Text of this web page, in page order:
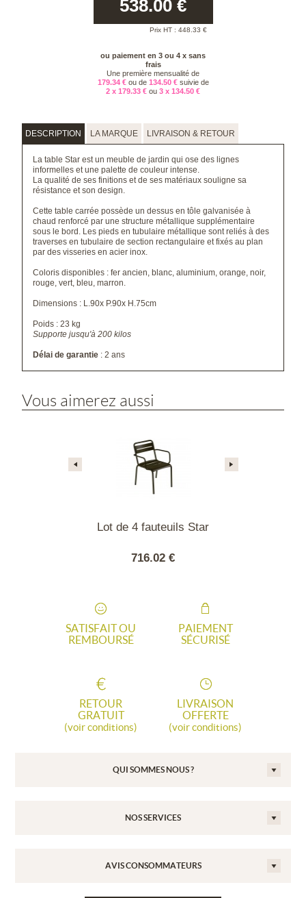
538.00 €
Prix HT : 448.33 €
ou paiement en 3 ou 4 x sans
frais
Une première mensualité de
179.34 € ou de 134.50 € suivie de
2 x 179.33 € ou 3 x 134.50 €
DESCRIPTION LA MARQUE LIVRAISON & RETOUR
La table Star est un meuble de jardin qui ose des lignes
informelles et une palette de couleur intense.
La qualité de ses finitions et de ses matériaux souligne sa
résistance et son design.
Cette table carrée possède un dessus en tôle galvanisée à
chaud renforcé par une structure métallique supplémentaire
sous le bord. Les pieds en tubulaire métallique sont reliés à des
traverses en tubulaire de section rectangulaire et fixés au plan
par des visseries en acier inox.
Coloris disponibles : fer ancien, blanc, aluminium, orange, noir,
rouge, vert, bleu, marron.
Dimensions : L.90x P.90x H.75cm
Poids : 23 kg
Supporte jusqu'à 200 kilos
Délai de garantie : 2 ans
Vous aimerez aussi
Lot de 4 fauteuils Star
716.02 €
SATISFAIT OU
REMBOURSÉ
PAIEMENT
SÉCURISÉ
RETOUR
GRATUIT
(voir conditions)
LIVRAISON
OFFERTE
(voir conditions)
QUI SOMMES NOUS ?
NOS SERVICES
AVIS CONSOMMATEURS